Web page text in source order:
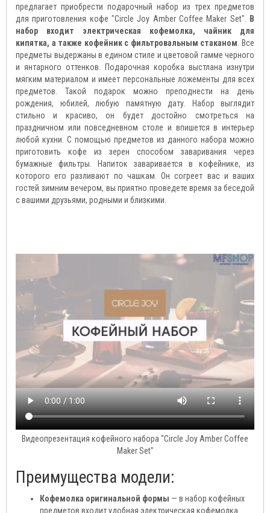
предлагает приобрести подарочный набор из трех предметов
для приготовления кофе "Circle Joy Amber Coffee Maker Set".
В
набор входит электрическая кофемолка, чайник для
кипятка, а также кофейник с фильтровальным стаканом . Все
предметы выдержаны в едином стиле и цветовой гамме черного
и янтарного оттенков. Подарочная коробка выстлана изнутри
мягким материалом и имеет персональные ложементы для всех
предметов. Такой подарок можно преподнести на день
рождения, юбилей, любую памятную дату. Набор выглядит
стильно и красиво, он будет достойно смотреться на
праздничном или повседневном столе и впишется в интерьер
любой кухни. С помощью предметов из данного набора можно
приготовить кофе из зерен способом заваривания через
бумажные фильтры. Напиток заваривается в кофейнике, из
которого его разливают по чашкам. Он согреет вас и ваших
гостей зимним вечером, вы приятно проведете время за беседой
с вашими друзьями, родными и близкими.
Видеопрезентация кофейного набора "Circle Joy Amber Coffee
Maker Set"
Преимущества модели:
Кофемолка оригинальной формы — в набор кофейных
предметов входит удобная электрическая кофемолка.